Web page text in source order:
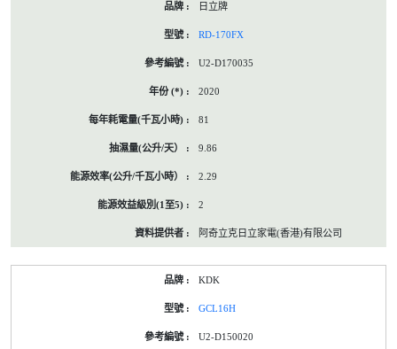
日立牌
RD-170FX
U2-D170035
2020
81
9.86
2.29
2
阿奇立克日立家電(香港)有限公司
KDK
GCL16H
U2-D150020